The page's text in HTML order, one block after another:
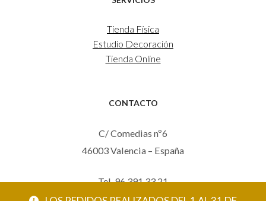
Tienda Física
Estudio Decoración
Tienda Online
CONTACTO
C/ Comedias nº6
46003 Valencia – España
Tel. 96 391 33 21
Mov. 620 123 461